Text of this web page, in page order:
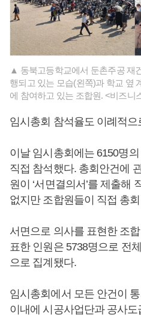
▲ 동북고등학교에서 둔촌주공 재
행되고 있는 모습(왼쪽)과 학교 옆
에 참여하고 있는 조합원. <비즈니
임시총회 참석율도 이례적으
이날 임시총회에는 6150명
직접 참석했다. 총회안건에
원이 ‘서면결의서’를 제출해
없지만 조합원들이 직접 총
서면으로 의사를 표현한 조
표한 인원은 5738명으로 전
으로 집계됐다.
임시총회에서 모든 안건이
이내에 시공사업단과 공사